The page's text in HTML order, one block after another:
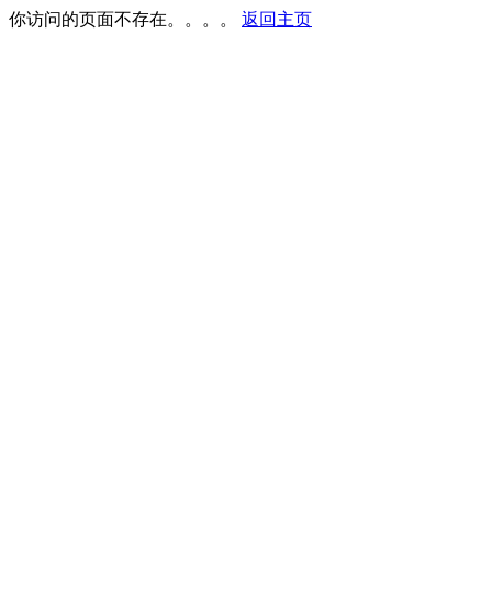
你访问的页面不存在。。。。 返回主页